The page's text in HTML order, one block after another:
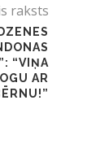
raksts
“VIŅA
AR